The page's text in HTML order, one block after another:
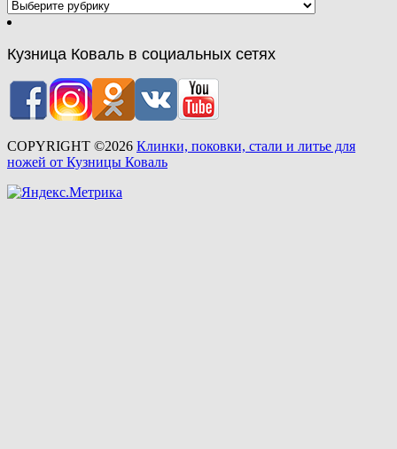
Кузница Коваль в социальных сетях
COPYRIGHT ©2026 Клинки, поковки, стали и литье для
ножей от Кузницы Коваль